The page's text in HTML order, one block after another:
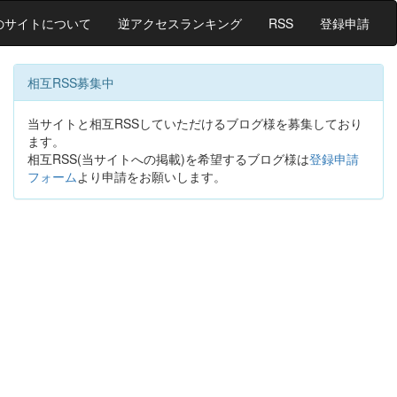
サイトについて 逆アクセスランキング RSS 登録申請
相互RSS募集中
当サイトと相互RSSしていただけるブログ様を募集しており
ます。
相互RSS(当サイトへの掲載)を希望するブログ様は登録申請
フォームより申請をお願いします。